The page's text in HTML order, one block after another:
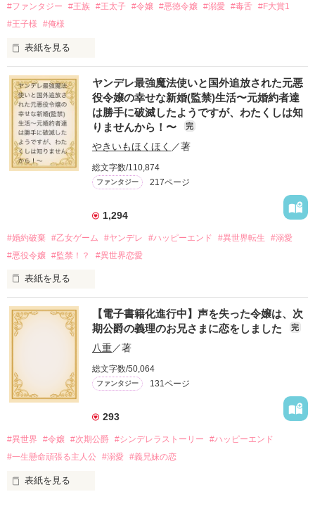
#ファンタジー #王族 #王太子 #令嬢 #悪徳令嬢 #溺愛 #毒舌 #F大賞1
#王子様
#俺様
表紙を見る
片田舎にある自然豊かな領地で暮らす
伯爵家令嬢オリヴィアのもとに
ある日渡された夢のような手紙
「はあ？ 王太子殿下とお見合い？
…断固、お断り申し上げるわ！」
残念なことに
オリヴィアは王太子殿下との結婚を
全くもって望んでいない
＊
「ねえ、僕のお嫁さんになってよ」
眉目秀麗な女たらし王太子
アーノルド　Arnold
ヤンデレ最強魔法使いと国外追放された元悪
役令嬢の幸せな新婚(監禁)生活〜元婚約者達
は勝手に破滅したようですが、わたくしは知
りませんから！〜
完
やきいもほくほく ／著
総文字数/110,874
ファンタジー 217ページ
1,294
#婚約破棄 #乙女ゲーム #ヤンデレ #ハッピーエンド #異世界転生
#溺愛
#悪役令嬢 #監禁！？ #異世界恋愛
表紙を見る
◆◇◆◇◆◇◆◇◆◇◆
KTC異世界漫画原作大賞
🏆編集部特別賞🏆
受賞いたしました！！！
──転生した悪役令嬢が必ず幸せになるとは限らない！？
うと懸命に努力して奮闘するも力及ばずバッドエンドを迎え
た。
は次々に乙女ゲームのヒロイン、シエナに落とされていく。
【電子書籍化進行中】声を失った令嬢は、次
期公爵の義理のお兄さまに恋をしました
完
八重／著
総文字数/50,064
ファンタジー 131ページ
293
#異世界 #令嬢 #次期公爵 #シンデレラストーリー
#ハッピーエンド
#一生懸命頑張る主人公
#溺愛 #義兄妹の恋
表紙を見る